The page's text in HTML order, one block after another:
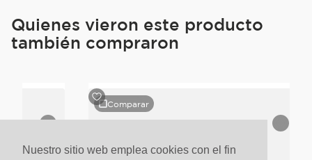
Nuestro sitio web emplea cookies con el fin
Quienes vieron este producto
también compraron
Comparar